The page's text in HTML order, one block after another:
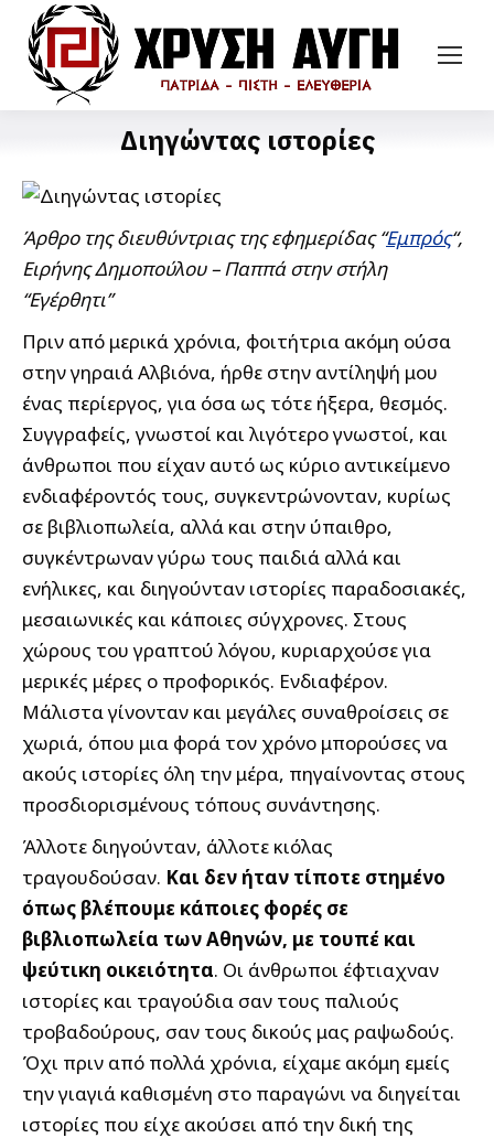
Διηγώντας ιστορίες
Άρθρο της διευθύντριας της εφημερίδας “Εμπρός“,
Ειρήνης Δημοπούλου – Παππά στην στήλη
“Εγέρθητι”
Πριν από μερικά χρόνια, φοιτήτρια ακόμη ούσα
στην γηραιά Αλβιόνα, ήρθε στην αντίληψή μου
ένας περίεργος, για όσα ως τότε ήξερα, θεσμός.
Συγγραφείς, γνωστοί και λιγότερο γνωστοί, και
άνθρωποι που είχαν αυτό ως κύριο αντικείμενο
ενδιαφέροντός τους, συγκεντρώνονταν, κυρίως
σε βιβλιοπωλεία, αλλά και στην ύπαιθρο,
συγκέντρωναν γύρω τους παιδιά αλλά και
ενήλικες, και διηγούνταν ιστορίες παραδοσιακές,
μεσαιωνικές και κάποιες σύγχρονες. Στους
χώρους του γραπτού λόγου, κυριαρχούσε για
μερικές μέρες ο προφορικός. Ενδιαφέρον.
Μάλιστα γίνονταν και μεγάλες συναθροίσεις σε
χωριά, όπου μια φορά τον χρόνο μπορούσες να
ακούς ιστορίες όλη την μέρα, πηγαίνοντας στους
προσδιορισμένους τόπους συνάντησης.
Άλλοτε διηγούνταν, άλλοτε κιόλας
τραγουδούσαν. Και δεν ήταν τίποτε στημένο
όπως βλέπουμε κάποιες φορές σε
βιβλιοπωλεία των Αθηνών, με τουπέ και
ψεύτικη οικειότητα. Οι άνθρωποι έφτιαχναν
ιστορίες και τραγούδια σαν τους παλιούς
τροβαδούρους, σαν τους δικούς μας ραψωδούς.
Όχι πριν από πολλά χρόνια, είχαμε ακόμη εμείς
την γιαγιά καθισμένη στο παραγώνι να διηγείται
ιστορίες που είχε ακούσει από την δική της